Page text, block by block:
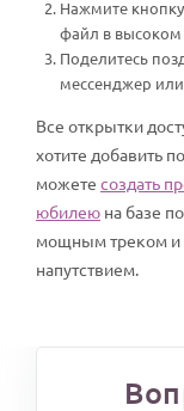
Нажмите
файл в высоком
Поделитесь
мессенджер
Все открытки
хотите добавить
можете создать
юбилею на базе
мощным треком и
напутствием.